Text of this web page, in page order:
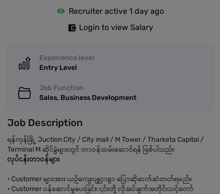
Recruiter active 1 day ago
Login to view Salary
Experience level
Entry Level
Job Function
Sales, Business Development
Job Description
ရန်ကုန်မြို့ Juction City / City mall / M Tower / Tharketa Capital /
Terminal M ဆိုင်ခွဲများတွင် တာဝန်ထမ်းဆောင်ရန် ဖြစ်ပါသည်။
လုပ်ငန်းတာဝန်များ
• Customer များအား ယဉ်ကျေးပျူငှာစွာ ပြောဆိုဆက်ဆံတတ်ရမည်။
• Customer ဝန်ဆောင်မှုပေးခြင်း၊ ၎င်းတို့ လိုအပ်ချက်အတိုင်းသင့်တော်